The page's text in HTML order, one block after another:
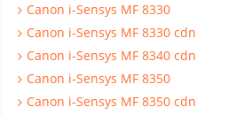
Canon i-Sensys MF 8330
Canon i-Sensys MF 8330 cdn
Canon i-Sensys MF 8340 cdn
Canon i-Sensys MF 8350
Canon i-Sensys MF 8350 cdn